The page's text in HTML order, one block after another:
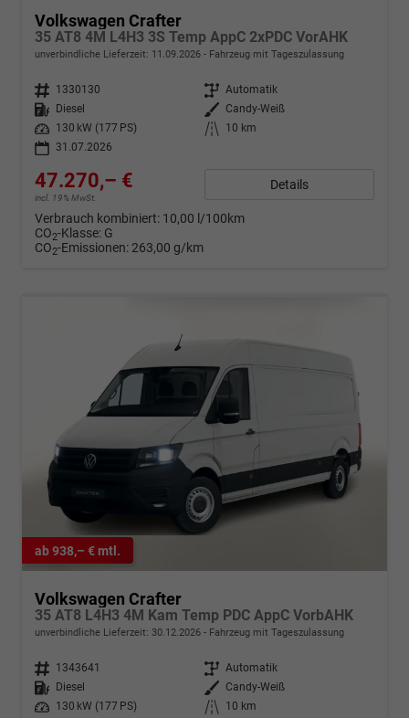
Volkswagen Crafter
35 AT8 4M L4H3 3S Temp AppC 2xPDC VorAHK
unverbindliche Lieferzeit: 11.09.2026 Fahrzeug mit Tageszulassung
Fahrzeugnr. 1330130 Getriebe Automatik
Kraftstoff
Diesel Außenfarbe Candy-Weiß
Leistung
130 kW (177 PS) Kilometerstand
10 km
31.07.2026
47.270,– €
incl. 19% MwSt.
Details
Verbrauch kombiniert: 10,00 l/100km
CO2-Klasse: G
CO2-Emissionen: 263,00 g/km
ab 938,– € mtl.
Volkswagen Crafter
35 AT8 L4H3 4M Kam Temp PDC AppC VorbAHK
unverbindliche Lieferzeit: 30.12.2026 Fahrzeug mit Tageszulassung
Fahrzeugnr. 1343641 Getriebe Automatik
Kraftstoff
Diesel Außenfarbe Candy-Weiß
Leistung
130 kW (177 PS) Kilometerstand
10 km